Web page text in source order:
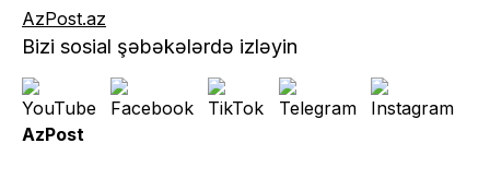
AzPost.az
Bizi sosial şəbəkələrdə izləyin
AzPost